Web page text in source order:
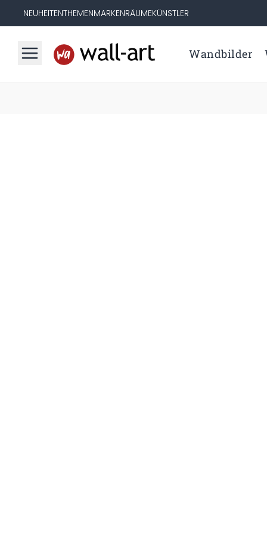
NEUHEITENTHEMENMARKENRÄUMEKÜNSTLER
Wandbilder